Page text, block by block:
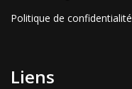
Politique de confidentialité
Liens